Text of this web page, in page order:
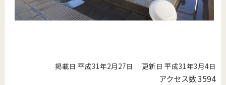
掲載日 平成31年2月27日 更新日 平成31年3月4日
アクセス数3594